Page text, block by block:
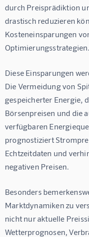
durch Preisprädiktion
drastisch reduzieren
Kosteneinsparungen
Optimierungsstrategien.
Diese Einsparungen
Die Vermeidung von
gespeicherter Energie,
Börsenpreisen und die
verfügbaren
prognostiziert
Echtzeitdaten und
negativen Preisen.
Besonders
Marktdynamiken zu
nicht nur aktuelle
Wetterprognosen,